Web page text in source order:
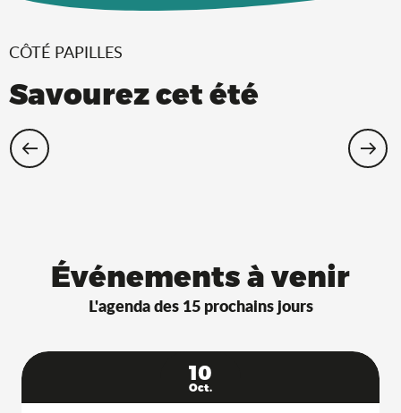
CÔTÉ PAPILLES
Savourez cet été
terrasse à l’ombre !
Événements à venir
L'agenda des 15 prochains jours
10
Oct.